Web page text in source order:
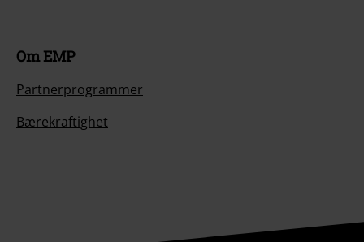
Om EMP
Partnerprogrammer
Bærekraftighet